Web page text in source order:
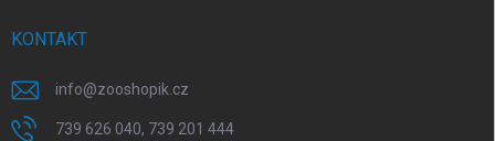
KONTAKT
info@zooshopik.cz
739 626 040, 739 201 444